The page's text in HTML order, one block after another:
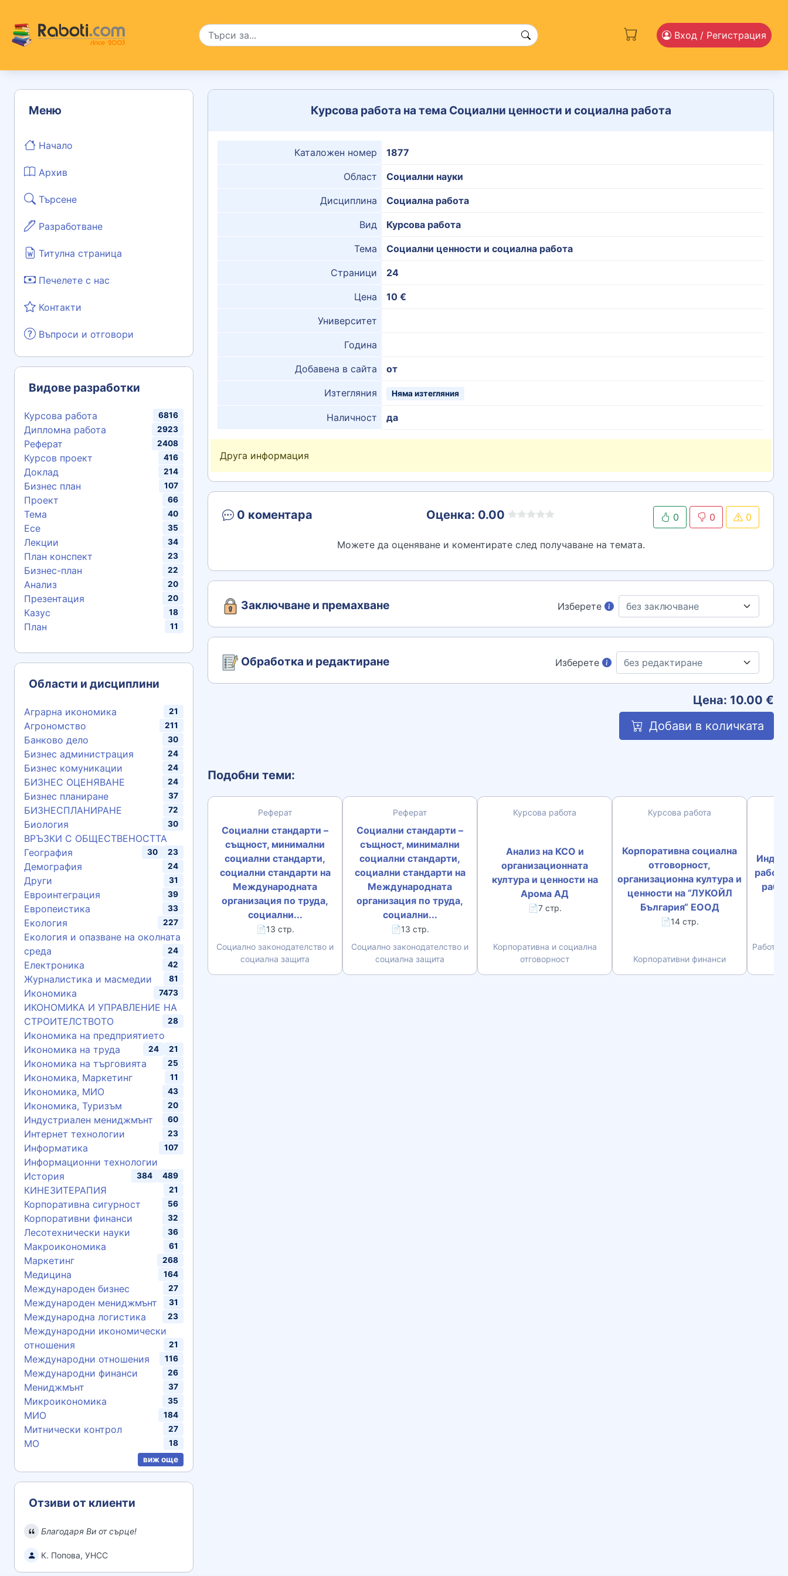
Вход / Регистрация
Меню
Начало
Архив
Търсене
Разработване
Титулна страница
Печелете с нас
Контакти
Въпроси и отговори
Видове разработки
Курсова работа 6816
Дипломна работа 2923
Реферат 2408
Курсов проект 416
Доклад 214
Бизнес план 107
Проект 66
Тема 40
Есе 35
Лекции 34
План конспект 23
Бизнес-план 22
Анализ 20
Презентация 20
Казус 18
План 11
Области и дисциплини
Аграрна икономика 21
Агрономство 211
Банково дело 30
Бизнес администрация 24
Бизнес комуникации 24
БИЗНЕС ОЦЕНЯВАНЕ 24
Бизнес планиране 37
БИЗНЕСПЛАНИРАНЕ 72
Биология 30
ВРЪЗКИ С ОБЩЕСТВЕНОСТТА
23
География 30
Демография 24
Други 31
Евроинтеграция 39
Европеистика 33
Екология 227
Екология и опазване на околната
среда
24
Електроника 42
Журналистика и масмедии 81
Икономика 7473
ИКОНОМИКА И УПРАВЛЕНИЕ НА
СТРОИТЕЛСТВОТО
28
Икономика на предприятието
21
Икономика на труда 24
Икономика на търговията 25
Икономика, Маркетинг 11
Икономика, МИО 43
Икономика, Туризъм 20
Индустриален мениджмънт 60
Интернет технологии 23
Информатика 107
Информационни технологии
489
История 384
КИНЕЗИТЕРАПИЯ 21
Корпоративна сигурност 56
Корпоративни финанси 32
Лесотехнически науки 36
Макроикономика 61
Маркетинг 268
Медицина 164
Международен бизнес 27
Международен мениджмънт 31
Международна логистика 23
Международни икономически
отношения
21
Международни отношения 116
Международни финанси 26
Мениджмънт 37
Микроикономика 35
МИО 184
Митнически контрол 27
МО
18
виж още
Отзиви от клиенти
Благодаря Ви от сърце!
К. Попова, УНСС
Курсова работа на тема Социални ценности и социална работа
Каталожен номер 1877
Област Социални науки
Дисциплина Социална работа
Вид Курсова работа
Тема Социални ценности и социална работа
Страници 24
Цена 10 €
Университет
Година
Добавена в сайта от
Изтегляния Няма изтегляния
Наличност да
Друга информация
0 коментара Оценка: 0.00 0 0 0
Можете да оценяване и коментирате след получаване на темата.
Заключване и премахване Изберете
Обработка и редактиране Изберете
Цена: 10.00 €
Добави в количката
Подобни теми:
Реферат
Социални стандарти –
същност, минимални
социални стандарти,
социални стандарти на
Международната
организация по труда,
социални...
📄13 стр.
Социално законодателство и
социална защита
Реферат
Социални стандарти –
същност, минимални
социални стандарти,
социални стандарти на
Международната
организация по труда,
социални...
📄13 стр.
Социално законодателство и
социална защита
Курсова работа
Анализ на КСО и
организационната
култура и ценности на
Арома АД
📄7 стр.
Корпоративна и социална
отговорност
Курсова работа
Корпоративна социална
отговорност,
oрганизационна култура и
ценности на “ЛУКОЙЛ
България“ ЕООД
📄14 стр.
Корпоративни финанси
Работа